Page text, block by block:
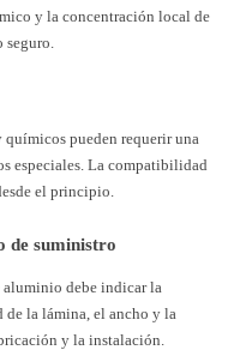
y la concentración local de
pueden requerir una
especiales. La compatibilidad
el principio.
de suministro
aluminio debe indicar la
de la lámina, el ancho y la
y la instalación.